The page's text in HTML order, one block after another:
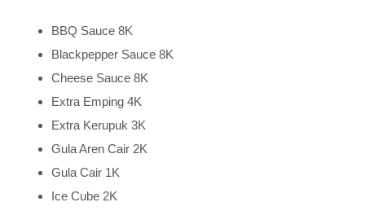
BBQ Sauce 8K
Blackpepper Sauce 8K
Cheese Sauce 8K
Extra Emping 4K
Extra Kerupuk 3K
Gula Aren Cair 2K
Gula Cair 1K
Ice Cube 2K